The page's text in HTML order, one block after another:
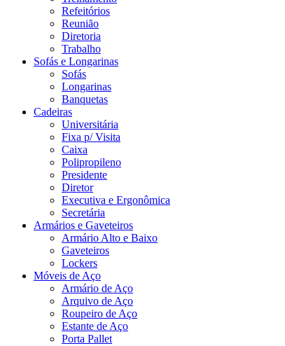
Refeitórios
Reunião
Diretoria
Trabalho
Sofás e Longarinas
Sofás
Longarinas
Banquetas
Cadeiras
Universitária
Fixa p/ Visita
Caixa
Polipropileno
Presidente
Diretor
Executiva e Ergonômica
Secretária
Armários e Gaveteiros
Armário Alto e Baixo
Gaveteiros
Lockers
Móveis de Aço
Armário de Aço
Arquivo de Aço
Roupeiro de Aço
Estante de Aço
Porta Pallet